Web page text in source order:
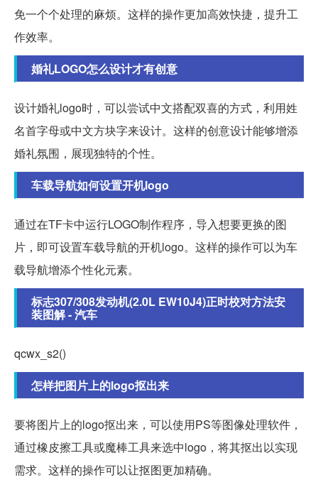
免一个个处理的麻烦。这样的操作更加高效快捷，提升工
作效率。
婚礼LOGO怎么设计才有创意
设计婚礼logo时，可以尝试中文搭配双喜的方式，利用姓
名首字母或中文方块字来设计。这样的创意设计能够增添
婚礼氛围，展现独特的个性。
车载导航如何设置开机logo
通过在TF卡中运行LOGO制作程序，导入想要更换的图
片，即可设置车载导航的开机logo。这样的操作可以为车
载导航增添个性化元素。
标志307/308发动机(2.0L EW10J4)正时校对方法安
装图解 - 汽车
qcwx_s2()
怎样把图片上的logo抠出来
要将图片上的logo抠出来，可以使用PS等图像处理软件，
通过橡皮擦工具或魔棒工具来选中logo，将其抠出以实现
需求。这样的操作可以让抠图更加精确。